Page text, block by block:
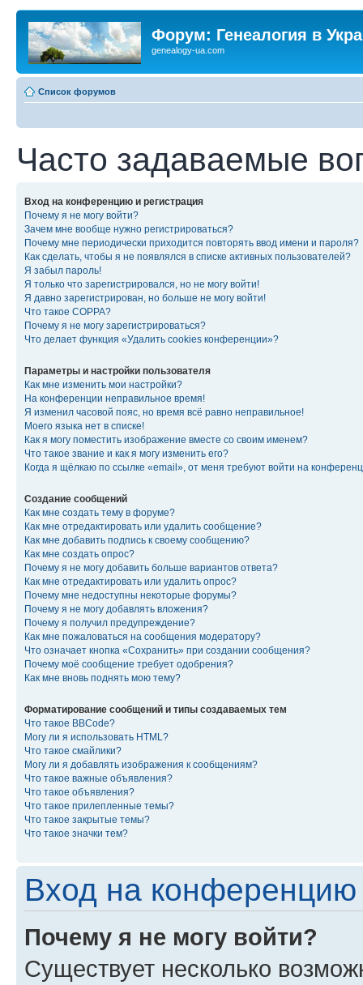
Форум: Генеалогия в
genealogy-ua.com
Список форумов
Часто задаваемые
Вход на конференцию и регистрация
Почему я не могу войти?
Зачем мне вообще нужно регистрироваться?
Почему мне периодически приходится повторять ввод имени и пароля?
Как сделать, чтобы я не появлялся в списке активных пользователей?
Я забыл пароль!
Я только что зарегистрировался, но не могу войти!
Я давно зарегистрирован, но больше не могу войти!
Что такое COPPA?
Почему я не могу зарегистрироваться?
Что делает функция «Удалить cookies конференции»?
Параметры и настройки пользователя
Как мне изменить мои настройки?
На конференции неправильное время!
Я изменил часовой пояс, но время всё равно неправильное!
Моего языка нет в списке!
Как я могу поместить изображение вместе со своим именем?
Что такое звание и как я могу изменить его?
Когда я щёлкаю по ссылке «email», от меня требуют войти на
Создание сообщений
Как мне создать тему в форуме?
Как мне отредактировать или удалить сообщение?
Как мне добавить подпись к своему сообщению?
Как мне создать опрос?
Почему я не могу добавить больше вариантов ответа?
Как мне отредактировать или удалить опрос?
Почему мне недоступны некоторые форумы?
Почему я не могу добавлять вложения?
Почему я получил предупреждение?
Как мне пожаловаться на сообщения модератору?
Что означает кнопка «Сохранить» при создании сообщения?
Почему моё сообщение требует одобрения?
Как мне вновь поднять мою тему?
Форматирование сообщений и типы создаваемых тем
Что такое BBCode?
Могу ли я использовать HTML?
Что такое смайлики?
Могу ли я добавлять изображения к сообщениям?
Что такое важные объявления?
Что такое объявления?
Что такое прилепленные темы?
Что такое закрытые темы?
Что такое значки тем?
Вход на конференцию
Почему я не могу войти?
Существует несколько